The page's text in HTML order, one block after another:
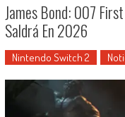
James Bond: 007
Saldrá En 2026
Nintendo Switch 2